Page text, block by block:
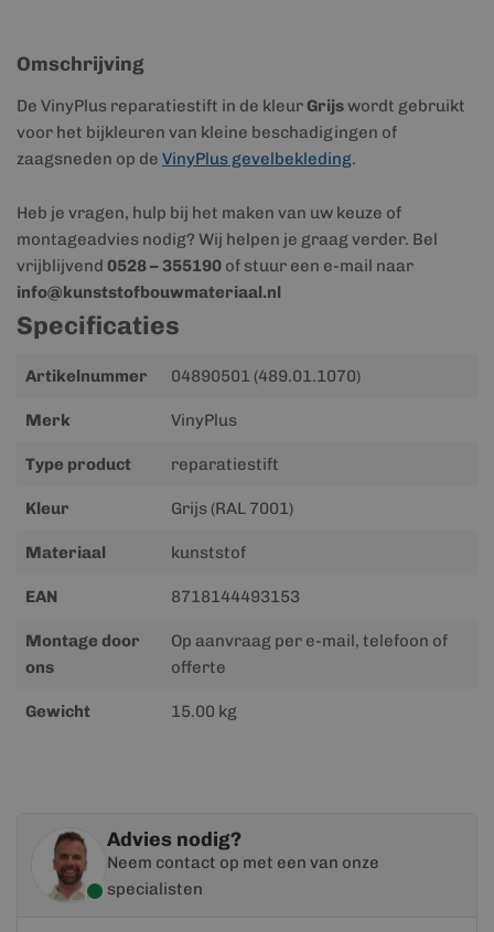
Omschrijving
De VinyPlus reparatiestift in de kleurGrijswordt gebruikt
voor het bijkleuren van kleine beschadigingen of
zaagsneden op de VinyPlus gevelbekleding.
Heb je vragen, hulp bij het maken van uw keuze of
montageadvies nodig? Wij helpen je graag verder. Bel
vrijblijvend 0528 – 355190 of stuur een e-mail naar
info@kunststofbouwmateriaal.nl
Specificaties
Meer
Artikelnummer 04890501 (489.01.1070)
Merk VinyPlus
Type product reparatiestift
Kleur Grijs (RAL 7001)
Materiaal kunststof
EAN 8718144493153
Montage door
ons
Op aanvraag per e-mail, telefoon of
offerte
Gewicht 15.00 kg
Advies nodig?
Neem contact op met een van onze
specialisten